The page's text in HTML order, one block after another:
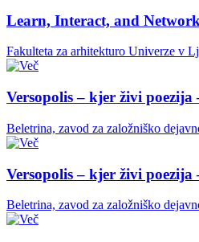
Learn, Interact, and
Fakulteta za arhitekturo Univerze v
Versopolis – kjer živi poezija
Beletrina, zavod za založniško
Versopolis – kjer živi poezija
Beletrina, zavod za založniško